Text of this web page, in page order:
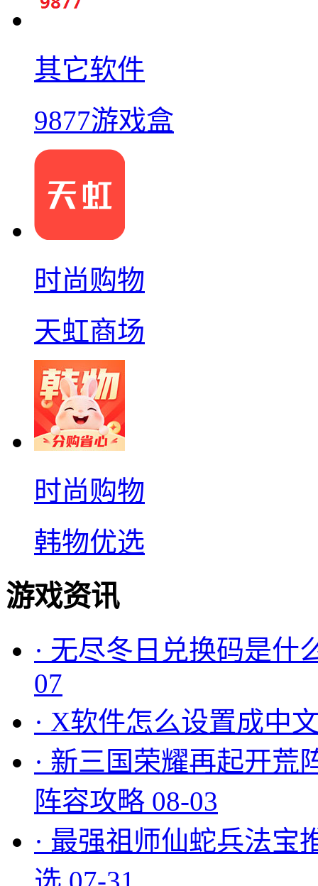
其它软件
9877游戏盒
时尚购物
天虹商场
时尚购物
韩物优选
游戏资讯
· 无尽冬日兑换码是什
07
· X软件怎么设置成中
· 新三国荣耀再起开荒
阵容攻略 08-03
· 最强祖师仙蛇兵法宝